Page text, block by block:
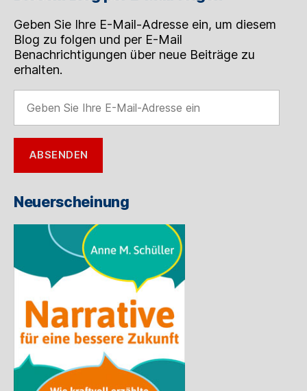
Geben Sie Ihre E-Mail-Adresse ein, um diesem
Blog zu folgen und per E-Mail
Benachrichtigungen über neue Beiträge zu
erhalten.
Sie
Ihre
E-
Mail-
Adresse
ABSENDEN
Neuerscheinung